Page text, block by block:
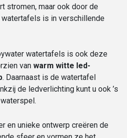
stromen, maar ook door de
is in verschillende
watertafels is ook deze
van warm witte led-
. Daarnaast is de watertafel
de ledverlichting kunt u ook ’s
en unieke ontwerp creëren de